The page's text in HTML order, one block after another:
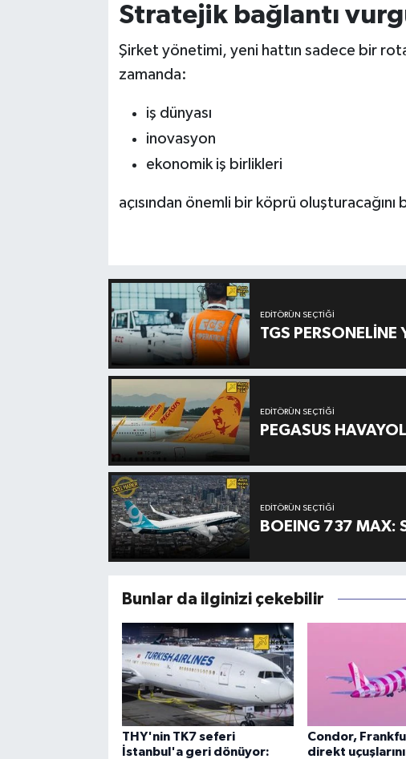
Stratejik bağlantı
Şirket yönetimi, yeni hattın sadece bir rota
zamanda:
iş dünyası
inovasyon
ekonomik iş birlikleri
açısından önemli bir köprü oluşturacağını
EDITÖRÜN SEÇTIĞI
TGS
EDITÖRÜN SEÇTIĞI
PEGASUS
EDITÖRÜN SEÇTIĞI
BOEING 737 MAX:
Bunlar da ilginizi çekebilir
THY'nin TK7 seferi
İstanbul'a geri dönüyor:
Condor,
direkt